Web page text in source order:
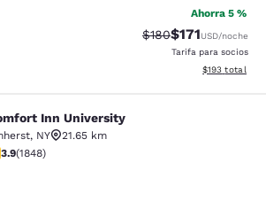
Ahorra 5 %
Tarifa tachada:
$180Tarifa reducida:
$171USD/noche
Tarifa para socios
Ver detalles
$193 total
University
Inn University
, NY
21.65 km
de 3.88 estrellas. Bueno. 1848 reseñas
3.9(1848)